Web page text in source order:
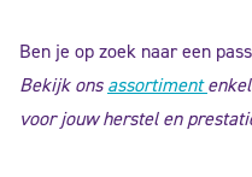
Ben je op zoek naar een
Bekijk onsassortiment
voor jouw herstel en